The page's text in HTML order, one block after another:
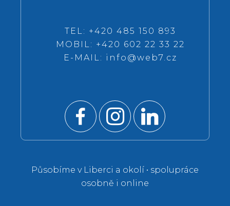
TEL: +420 485 150 893
MOBIL: +420 602 22 33 22
E-MAIL: info@web7.cz
Působíme v Liberci a okolí • spolupráce
osobně i online